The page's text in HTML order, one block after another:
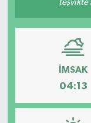
teşvikte
İMSAK
04:13
İletişim